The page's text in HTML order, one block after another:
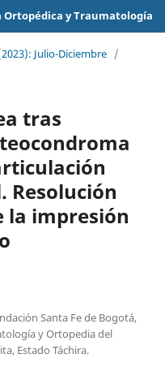
Ortopédica y Traumatología
Julio-Diciembre /
tras
Resolución
la impresión
Santa Fe de Bogotá,
y Ortopedia del
Estado Táchira.